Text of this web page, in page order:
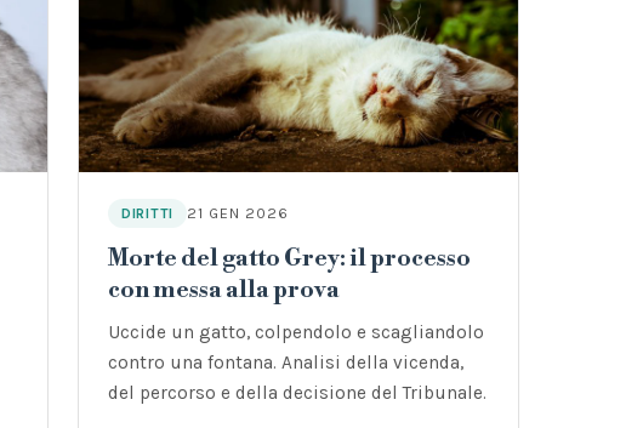
DIRITTI 21 GEN 2026
Morte del gatto Grey: il processo
con messa alla prova
Uccide un gatto, colpendolo e scagliandolo
contro una fontana. Analisi della vicenda,
del percorso e della decisione del Tribunale.